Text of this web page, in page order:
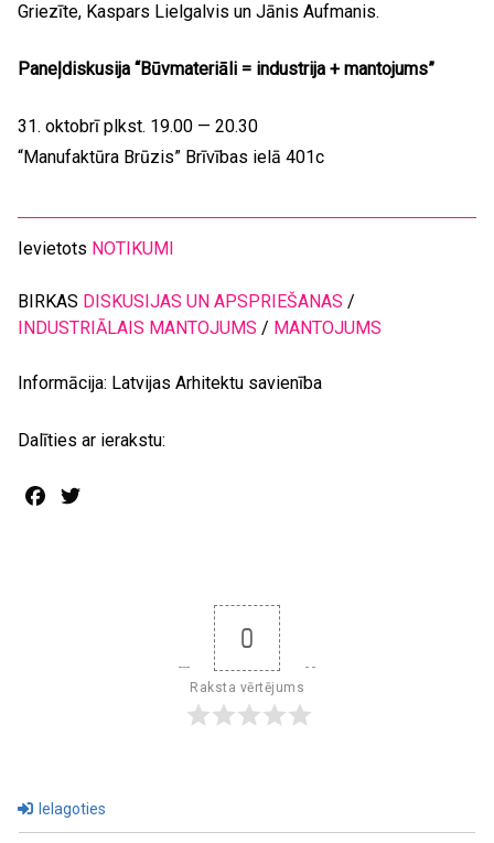
Griezīte, Kaspars Lielgalvis un Jānis Aufmanis.
Paneļdiskusija “Būvmateriāli = industrija + mantojums”
31. oktobrī plkst. 19.00 — 20.30
“Manufaktūra Brūzis” Brīvības ielā 401c
Ievietots NOTIKUMI
BIRKAS DISKUSIJAS UN APSPRIEŠANAS /
INDUSTRIĀLAIS MANTOJUMS / MANTOJUMS
Informācija: Latvijas Arhitektu savienība
Dalīties ar ierakstu:
Facebook
0
Raksta vērtējums
Ielagoties